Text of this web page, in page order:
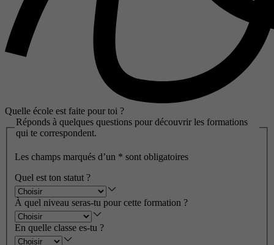
Quelle école est faite pour toi ?
Réponds à quelques questions pour découvrir les formations
qui te correspondent.
Les champs marqués d’un * sont obligatoires
Quel est ton statut ?
À quel niveau seras-tu pour cette formation ?
En quelle classe es-tu ?